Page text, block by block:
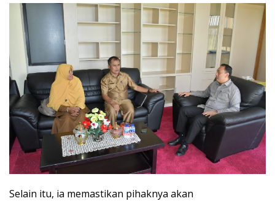
Selain itu, ia memastikan pihaknya akan